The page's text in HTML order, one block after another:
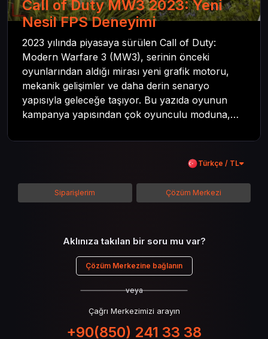
Call of Duty MW3 2023: Yeni
Nesil FPS Deneyimi
2023 yılında piyasaya sürülen Call of Duty:
Modern Warfare 3 (MW3), serinin önceki
oyunlarından aldığı mirası yeni grafik motoru,
mekanik gelişimler ve daha derin senaryo
yapısıyla geleceğe taşıyor. Bu yazıda oyunun
kampanya yapısından çok oyunculu moduna,
kadar her şeyi kapsamaya çalışacaktır. Tüm
içeriği boyunca Call of Duty evreninin
detaylarına inilecek ve steam hediye kartı
kullanımının avantajlarından da bahsedilecektir.
Türkçe / TL
Siparişlerim Çözüm Merkezi
Aklınıza takılan bir soru mu var?
Çözüm Merkezine bağlanın
veya
Çağrı Merkezimizi arayın
+90(850) 241 33 38